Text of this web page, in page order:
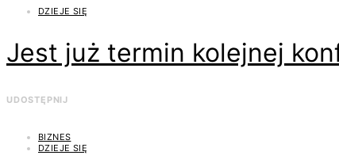
DZIEJE SIĘ
Jest już termin kolejnej
UDOSTĘPNIJ
BIZNES
DZIEJE SIĘ